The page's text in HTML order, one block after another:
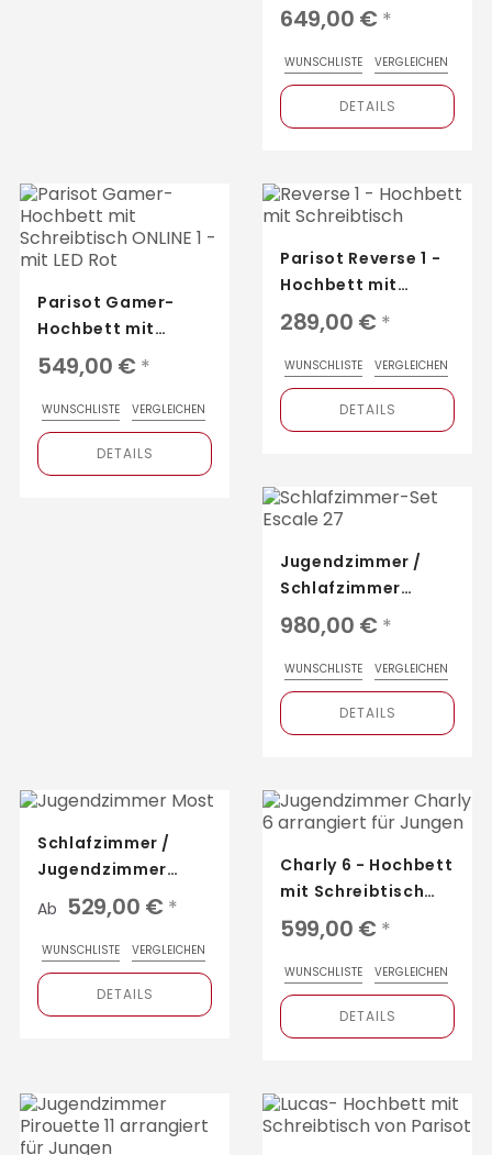
Hochbett Travel 1 –
mit viel Platz für
Ihre Sachen
649,00 € *
WUNSCHLISTE VERGLEICHEN
DETAILS
Parisot Gamer-
Hochbett mit
Schreibtisch ONLINE
1
549,00 € *
WUNSCHLISTE VERGLEICHEN
DETAILS
Parisot Reverse 1 -
Hochbett mit
Schreibtisch, Fach
und Ablagen
289,00 € *
WUNSCHLISTE VERGLEICHEN
DETAILS
Jugendzimmer /
Schlafzimmer
Escale 27 von
Parisot: Bett mit
Schubladen,...
980,00 € *
WUNSCHLISTE VERGLEICHEN
DETAILS
Schlafzimmer /
Jugendzimmer
Most mit Bett,
Schrank und
Schreibtisch –
Kommode...
Ab 529,00 € *
WUNSCHLISTE VERGLEICHEN
DETAILS
Charly 6 - Hochbett
mit Schreibtisch
und Kleiderschrank
von Parisot
599,00 € *
WUNSCHLISTE VERGLEICHEN
DETAILS